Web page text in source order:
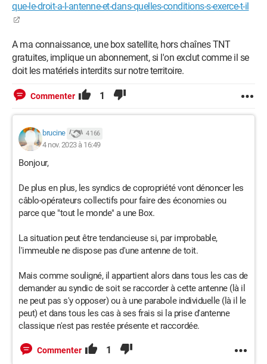
que-le-droit-a-l-antenne-et-dans-quelles-conditions-s-exerce-t-il
A ma connaissance, une box satellite, hors chaînes TNT
gratuites, implique un abonnement, si l'on exclut comme il se
doit les matériels interdits sur notre territoire.
Commenter 1
brucine 4 166
4 nov. 2023 à 16:49
Bonjour,
De plus en plus, les syndics de copropriété vont dénoncer les
câblo-opérateurs collectifs pour faire des économies ou
parce que "tout le monde" a une Box.
La situation peut être tendancieuse si, par improbable,
l'immeuble ne dispose pas d'une antenne de toit.
Mais comme souligné, il appartient alors dans tous les cas de
demander au syndic de soit se raccorder à cette antenne (là il
ne peut pas s'y opposer) ou à une parabole individuelle (là il le
peut) et dans tous les cas à ses frais si la prise d'antenne
classique n'est pas restée présente et raccordée.
Commenter 1